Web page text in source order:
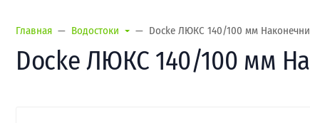
Главная Водостоки Docke ЛЮКС 140/100 мм
Docke ЛЮКС 140/100 мм